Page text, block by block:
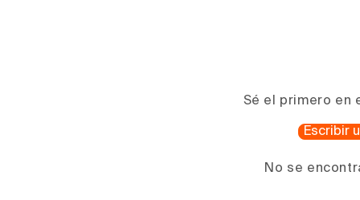
Sé el primero en
Escribir
No se